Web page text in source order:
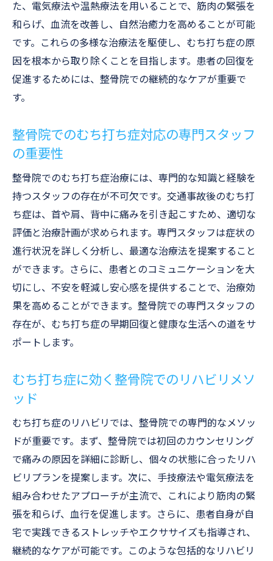
た、電気療法や温熱療法を用いることで、筋肉の緊張を
和らげ、血流を改善し、自然治癒力を高めることが可能
です。これらの多様な治療法を駆使し、むち打ち症の原
因を根本から取り除くことを目指します。患者の回復を
促進するためには、整骨院での継続的なケアが重要で
す。
整骨院でのむち打ち症対応の専門スタッフ
の重要性
整骨院でのむち打ち症治療には、専門的な知識と経験を
持つスタッフの存在が不可欠です。交通事故後のむち打
ち症は、首や肩、背中に痛みを引き起こすため、適切な
評価と治療計画が求められます。専門スタッフは症状の
進行状況を詳しく分析し、最適な治療法を提案すること
ができます。さらに、患者とのコミュニケーションを大
切にし、不安を軽減し安心感を提供することで、治療効
果を高めることができます。整骨院での専門スタッフの
存在が、むち打ち症の早期回復と健康な生活への道をサ
ポートします。
むち打ち症に効く整骨院でのリハビリメソ
ッド
むち打ち症のリハビリでは、整骨院での専門的なメソッ
ドが重要です。まず、整骨院では初回のカウンセリング
で痛みの原因を詳細に診断し、個々の状態に合ったリハ
ビリプランを提案します。次に、手技療法や電気療法を
組み合わせたアプローチが主流で、これにより筋肉の緊
張を和らげ、血行を促進します。さらに、患者自身が自
宅で実践できるストレッチやエクササイズも指導され、
継続的なケアが可能です。このような包括的なリハビリ